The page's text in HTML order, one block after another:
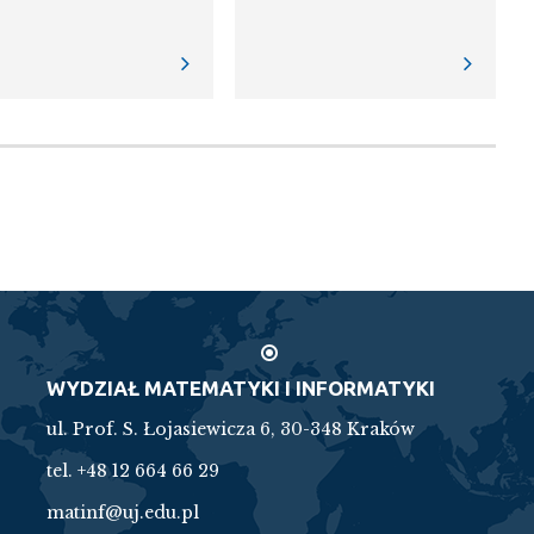
WYDZIAŁ MATEMATYKI I INFORMATYKI
ul. Prof. S. Łojasiewicza 6, 30-348 Kraków
tel. +48 12 664 66 29
matinf@uj.edu.pl